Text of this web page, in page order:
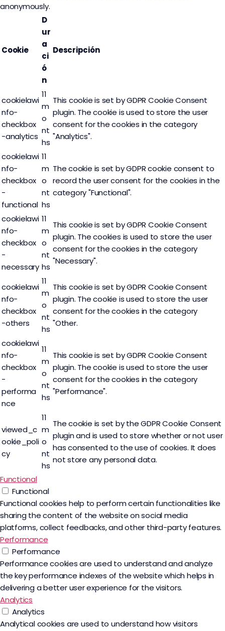
anonymously.
Cookie
D
ur
a
ci
ó
n
Descripción
cookielawi
nfo-
checkbox
-analytics
11
m
o
nt
hs
This cookie is set by GDPR Cookie Consent
plugin. The cookie is used to store the user
consent for the cookies in the category
"Analytics".
cookielawi
nfo-
checkbox
-
functional
11
m
o
nt
hs
The cookie is set by GDPR cookie consent to
record the user consent for the cookies in the
category "Functional".
cookielawi
nfo-
checkbox
-
necessary
11
m
o
nt
hs
This cookie is set by GDPR Cookie Consent
plugin. The cookies is used to store the user
consent for the cookies in the category
"Necessary".
cookielawi
nfo-
checkbox
-others
11
m
o
nt
hs
This cookie is set by GDPR Cookie Consent
plugin. The cookie is used to store the user
consent for the cookies in the category
"Other.
cookielawi
nfo-
checkbox
-
performa
nce
11
m
o
nt
hs
This cookie is set by GDPR Cookie Consent
plugin. The cookie is used to store the user
consent for the cookies in the category
"Performance".
viewed_c
ookie_poli
cy
11
m
o
nt
hs
The cookie is set by the GDPR Cookie Consent
plugin and is used to store whether or not user
has consented to the use of cookies. It does
not store any personal data.
Functional
Functional
Functional cookies help to perform certain functionalities like
sharing the content of the website on social media
platforms, collect feedbacks, and other third-party features.
Performance
Performance
Performance cookies are used to understand and analyze
the key performance indexes of the website which helps in
delivering a better user experience for the visitors.
Analytics
Analytics
Analytical cookies are used to understand how visitors